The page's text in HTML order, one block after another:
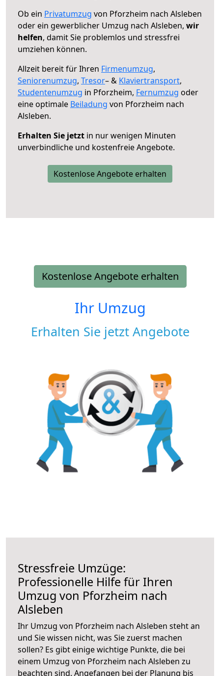
Ob ein Privatumzug von Pforzheim nach Alsleben
oder ein gewerblicher Umzug nach Alsleben, wir
helfen, damit Sie problemlos und stressfrei
umziehen können.
Allzeit bereit für Ihren Firmenumzug,
Seniorenumzug, Tresor– & Klaviertransport,
Studentenumzug in Pforzheim, Fernumzug oder
eine optimale Beiladung von Pforzheim nach
Alsleben.
Erhalten Sie jetzt in nur wenigen Minuten
unverbindliche und kostenfreie Angebote.
Kostenlose Angebote erhalten
Kostenlose Angebote erhalten
Ihr Umzug
Erhalten Sie jetzt Angebote
Stressfreie Umzüge:
Professionelle Hilfe für Ihren
Umzug von Pforzheim nach
Alsleben
Ihr Umzug von Pforzheim nach Alsleben steht an
und Sie wissen nicht, was Sie zuerst machen
sollen? Es gibt einige wichtige Punkte, die bei
einem Umzug von Pforzheim nach Alsleben zu
beachten sind. Angefangen bei der Planung bis